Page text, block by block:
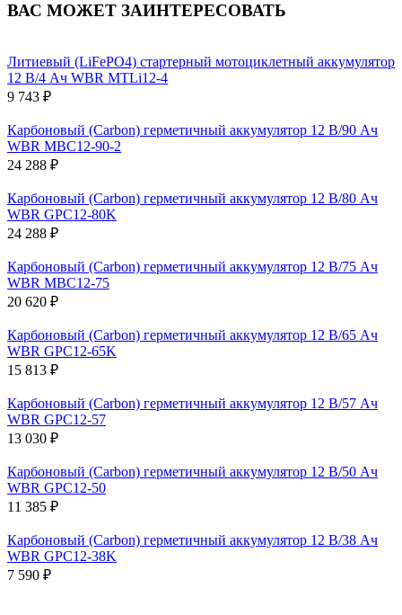
ВАС МОЖЕТ ЗАИНТЕРЕСОВАТЬ
Литиевый (LiFePO4) стартерный мотоциклетный аккумулятор
12 В/4 Ач WBR MTLi12-4
9 743 ₽
Карбоновый (Carbon) герметичный аккумулятор 12 В/90 Ач
WBR MBC12-90-2
24 288 ₽
Карбоновый (Carbon) герметичный аккумулятор 12 В/80 Ач
WBR GPC12-80K
24 288 ₽
Карбоновый (Carbon) герметичный аккумулятор 12 В/75 Ач
WBR MBC12-75
20 620 ₽
Карбоновый (Carbon) герметичный аккумулятор 12 В/65 Ач
WBR GPC12-65K
15 813 ₽
Карбоновый (Carbon) герметичный аккумулятор 12 В/57 Ач
WBR GPC12-57
13 030 ₽
Карбоновый (Carbon) герметичный аккумулятор 12 В/50 Ач
WBR GPC12-50
11 385 ₽
Карбоновый (Carbon) герметичный аккумулятор 12 В/38 Ач
WBR GPC12-38K
7 590 ₽